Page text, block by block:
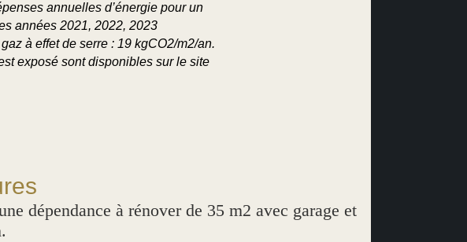
annuelles d’énergie pour un
années 2021, 2022, 2023
à effet de serre : 19 kgCO2/m2/an.
exposé sont disponibles sur le site
dépendance à rénover de 35 m2 avec garage et